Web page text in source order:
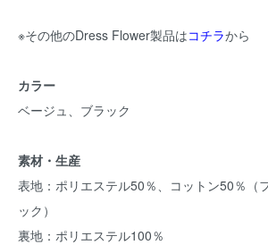
※その他のDress Flower製品はコチラから
カラー
ベージュ、ブラック
素材・生産
表地：ポリエステル50％、コットン50％（
ック）
裏地：ポリエステル100％